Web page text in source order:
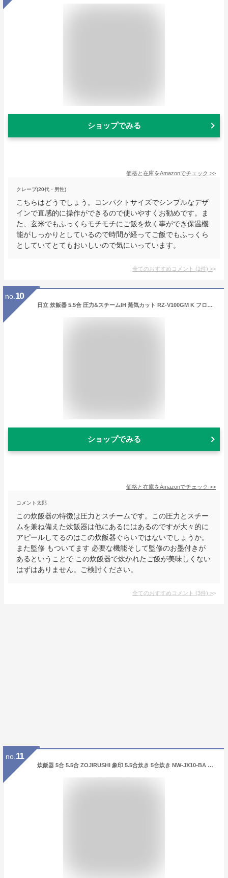
ショップでみる
価格と在庫をAmazonでチェック >>
クレープ(20代・男性)
こちらはどうでしょう。コンパクトサイズでシンプルなデザ
インで直感的に操作ができるので使いやすくお勧めです。ま
た、玄米でもふっくらモチモチにご飯を炊く事ができ保温機
能がしっかりとしているので時間が経ってご飯でもふっくら
としていてとてもおいしいので気にいっています。
全てのおすすめコメント (1件) >
no. 10
日立 炊飯器 5.5合 圧力&スチームIH 蒸気カット RZ-V100GM K フロストブラック 八代目儀兵衛 監修 日本製 大火力 沸騰鉄釜 ふっくら御膳
ショップでみる
価格と在庫をAmazonでチェック >>
コメント太郎
この炊飯器の特徴は圧力とスチームです。この圧力とスチー
ムを兼ね備えた炊飯器は他にあるにはあるのですが大々的に
アピールしてるのはこの炊飯器ぐらいではないでしょうか。
また監修 もついてます 必要な機能そして監修のお墨付きが
あるということで この炊飯器で炊かれたご飯が美味しくない
はずはありません。ご検討ください。
全てのおすすめコメント (3件) >
no. 11
炊飯器 5合 5.5合 ZOJIRUSHI 象印 5.5合炊き 5合炊き NW-JX10-BA NW-JY10-BA 圧力IH炊飯ジャー 極め炊き 内釜3年保証 黒 ブラック ふっくら もちもち 日本製 純正品 メーカー保証対応 初期不良対応 メーカー様お取引あり エクプラ特選 2509ss